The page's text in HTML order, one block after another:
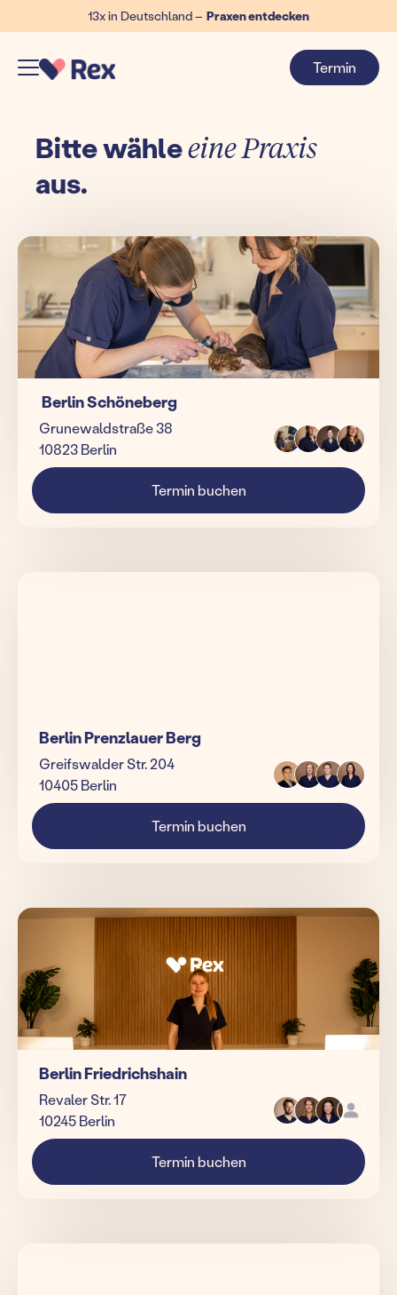
13x in Deutschland – Praxen entdecken
Termin
Bitte wähleeine Praxis
aus.
Berlin Schöneberg
Grunewaldstraße 38
10823 Berlin
Termin buchen
Berlin Prenzlauer Berg
Greifswalder Str. 204
10405 Berlin
Termin buchen
Berlin Friedrichshain
Revaler Str. 17
10245 Berlin
Termin buchen